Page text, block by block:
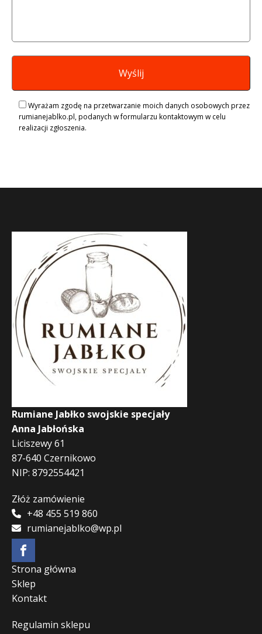
Wyrażam zgodę na przetwarzanie moich danych osobowych przez
rumianejablko.pl, podanych w formularzu kontaktowym w celu
realizacji zgłoszenia.
Rumiane Jabłko swojskie specjały
Anna Jabłońska
Liciszewy 61
87-640 Czernikowo
NIP: 8792554421
Złóż zamówienie
+48 455 519 860
rumianejablko@wp.pl
Strona główna
Sklep
Kontakt
Regulamin sklepu